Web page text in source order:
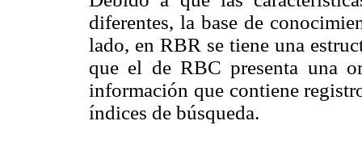
diferentes, la base de
lado, en RBR se tiene una
que el de RBC presenta una
información que contiene
índices de búsqueda.